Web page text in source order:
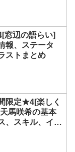
窓辺の語らい]
報、ステータ
ストまとめ
限定★4[楽しく
馬咲希の基本
、スキル、イラ